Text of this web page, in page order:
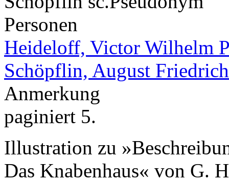
Personen
Heideloff, Victor Wilhelm
Schöpflin, August Friedrich
Anmerkung
paginiert 5.
Illustration zu
Das Knabenhaus« von G.